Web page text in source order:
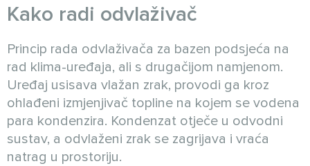
Kako radi odvlaživač
Princip rada odvlaživača za bazen podsjeća na
rad klima-uređaja, ali s drugačijom namjenom.
Uređaj usisava vlažan zrak, provodi ga kroz
ohlađeni izmjenjivač topline na kojem se vodena
para kondenzira. Kondenzat otječe u odvodni
sustav, a odvlaženi zrak se zagrijava i vraća
natrag u prostoriju.